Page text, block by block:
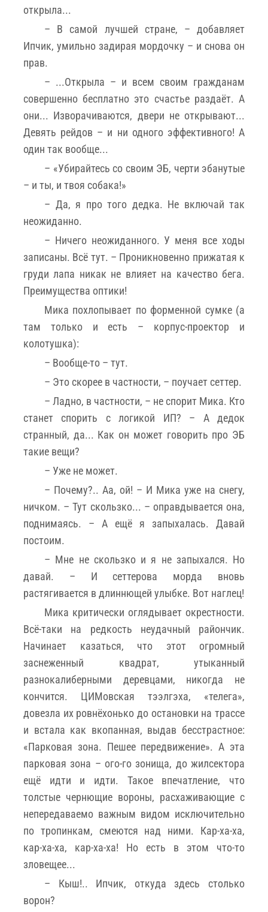
открыла...
– В самой лучшей стране, – добавляет
Ипчик, умильно задирая мордочку – и снова он
прав.
– ...Открыла – и всем своим гражданам
совершенно бесплатно это счастье раздаёт. А
они... Изворачиваются, двери не открывают...
Девять рейдов – и ни одного эффективного! А
один так вообще...
– «Убирайтесь со своим ЭБ, черти эбанутые
– и ты, и твоя собака!»
– Да, я про того дедка. Не включай так
неожиданно.
– Ничего неожиданного. У меня все ходы
записаны. Всё тут. – Проникновенно прижатая к
груди лапа никак не влияет на качество бега.
Преимущества оптики!
Мика похлопывает по форменной сумке (а
там только и есть – корпус-проектор и
колотушка):
– Вообще-то – тут.
– Это скорее в частности, – поучает сеттер.
– Ладно, в частности, – не спорит Мика. Кто
станет спорить с логикой ИП? – А дедок
странный, да... Как он может говорить про ЭБ
такие вещи?
– Уже не может.
– Почему?.. Аа, ой! – И Мика уже на снегу,
ничком. – Тут скользко... – оправдывается она,
поднимаясь. – А ещё я запыхалась. Давай
постоим.
– Мне не скользко и я не запыхался. Но
давай. – И сеттерова морда вновь
растягивается в длиннющей улыбке. Вот наглец!
Мика критически оглядывает окрестности.
Всё-таки на редкость неудачный райончик.
Начинает казаться, что этот огромный
заснеженный квадрат, утыканный
разнокалиберными деревцами, никогда не
кончится. ЦИМовская тээлгэха, «телега»,
довезла их ровнёхонько до остановки на трассе
и встала как вкопанная, выдав бесстрастное:
«Парковая зона. Пешее передвижение». А эта
парковая зона – ого-го зонища, до жилсектора
ещё идти и идти. Такое впечатление, что
толстые чернющие вороны, расхаживающие с
непередаваемо важным видом исключительно
по тропинкам, смеются над ними. Кар-ха-ха,
кар-ха-ха, кар-ха-ха! Но есть в этом что-то
зловещее...
– Кыш!.. Ипчик, откуда здесь столько
ворон?